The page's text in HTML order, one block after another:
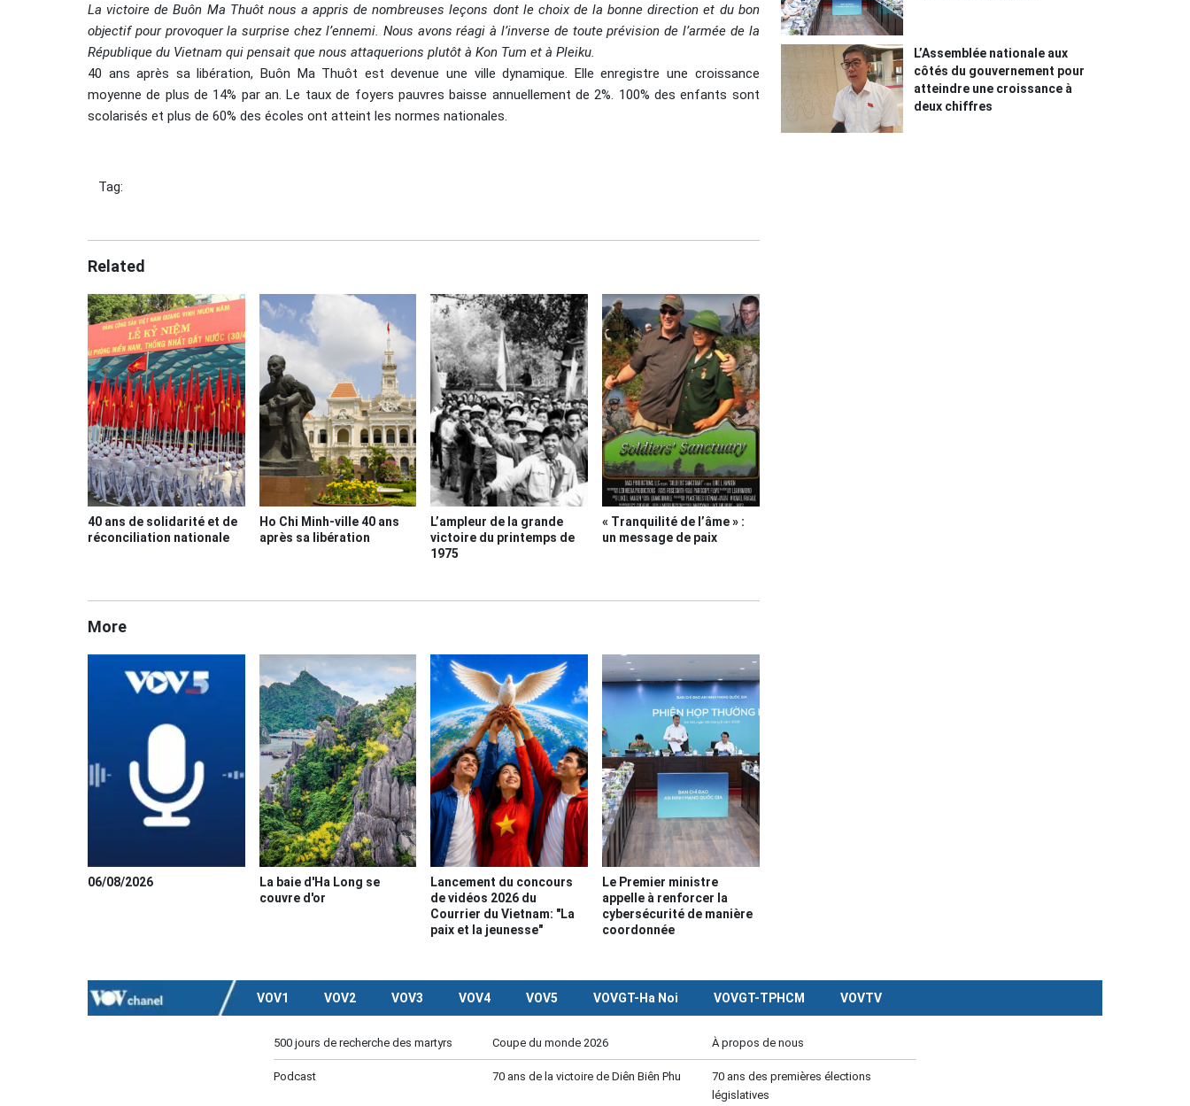
La victoire de Buôn Ma Thuôt nous a appris de nombreuses leçons dont le choix de la bonne direction et du bon
objectif pour provoquer la surprise chez l’ennemi. Nous avons réagi à l’inverse de toute prévision de l’armée de la
République du Vietnam qui pensait que nous attaquerions plutôt à Kon Tum et à Pleiku.
40 ans après sa libération, Buôn Ma Thuôt est devenue une ville dynamique. Elle enregistre une croissance
moyenne de plus de 14% par an. Le taux de foyers pauvres baisse annuellement de 2%. 100% des enfants sont
scolarisés et plus de 60% des écoles ont atteint les normes nationales.
Tag:
Related
40 ans de solidarité et de
réconciliation nationale
Ho Chi Minh-ville 40 ans
après sa libération
L’ampleur de la grande
victoire du printemps de
1975
« Tranquilité de l’âme » :
un message de paix
More
06/08/2026
La baie d'Ha Long se
couvre d'or
Lancement du concours
de vidéos 2026 du
Courrier du Vietnam: "La
paix et la jeunesse"
Le Premier ministre
appelle à renforcer la
cybersécurité de manière
coordonnée
L’Assemblée nationale aux
côtés du gouvernement pour
atteindre une croissance à
deux chiffres
VOV1 VOV2 VOV3 VOV4 VOV5 VOVGT-Ha Noi VOVGT-TPHCM VOVTV
500 jours de recherche des martyrs Coupe du monde 2026 À propos de nous
Podcast 70 ans de la victoire de Diên Biên Phu
70 ans des premières élections
législatives